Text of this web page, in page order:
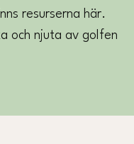
resurserna här.
och njuta av golfen